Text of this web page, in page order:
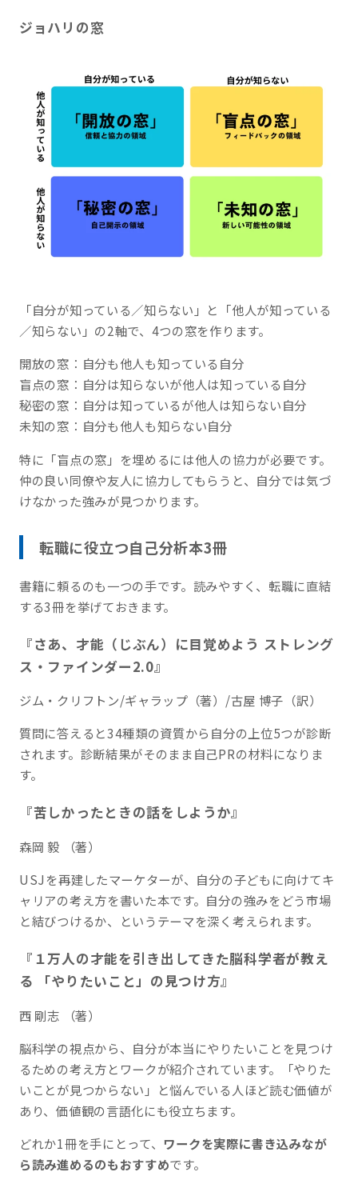
ジョハリの窓
「自分が知っている／知らない」と「他人が知っている
／知らない」の2軸で、4つの窓を作ります。
開放の窓：自分も他人も知っている自分
盲点の窓：自分は知らないが他人は知っている自分
秘密の窓：自分は知っているが他人は知らない自分
未知の窓：自分も他人も知らない自分
特に「盲点の窓」を埋めるには他人の協力が必要です。
仲の良い同僚や友人に協力してもらうと、自分では気づ
けなかった強みが見つかります。
転職に役立つ自己分析本3冊
書籍に頼るのも一つの手です。読みやすく、転職に直結
する3冊を挙げておきます。
『さあ、才能（じぶん）に目覚めよう ストレング
ス・ファインダー2.0』
ジム・クリフトン/ギャラップ（著）/古屋 博子（訳）
質問に答えると34種類の資質から自分の上位5つが診断
されます。診断結果がそのまま自己PRの材料になりま
す。
『苦しかったときの話をしようか』
森岡 毅 （著）
USJを再建したマーケターが、自分の子どもに向けてキ
ャリアの考え方を書いた本です。自分の強みをどう市場
と結びつけるか、というテーマを深く考えられます。
『１万人の才能を引き出してきた脳科学者が教え
る 「やりたいこと」の見つけ方』
西 剛志 （著）
脳科学の視点から、自分が本当にやりたいことを見つけ
るための考え方とワークが紹介されています。「やりた
いことが見つからない」と悩んでいる人ほど読む価値が
あり、価値観の言語化にも役立ちます。
どれか1冊を手にとって、 ワークを実際に書き込みなが
ら読み進めるのもおすすめです。